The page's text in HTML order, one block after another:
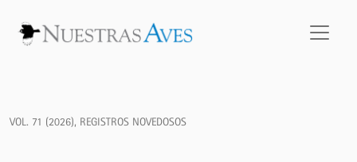
VOL. 71 (2026), REGISTROS NOVEDOSOS